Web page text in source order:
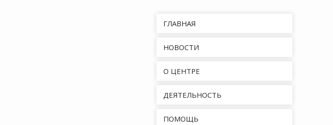
ГЛАВНАЯ
НОВОСТИ
О ЦЕНТРЕ
ДЕЯТЕЛЬНОСТЬ
ПОМОЩЬ